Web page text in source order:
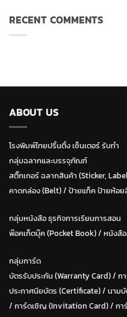
RECENT COMMENTS
ABOUT US
โรงพิมพ์ไทยปริ้นติ้ง เซ็นเตอร์ รับทำ
กลุ่มฉลากและบรรจุภัณฑ์
สติ๊กเกอร์ ฉลากสินค้า (Sticker,
คาดกล่อง (Belt)/ ป้ายแท็ค ป้ายห้อย
กลุ่มหนังสือ ธุรกิจการเรียนการสอน
พ๊อคเก็ตบุ๊ค (Pocket Book)/ หนังสื
กลุ่มการ์ด
บัตรรับประกัน (Warranty Card)/ ก
ประกาศนียบัตร (Certificate)/ นาม
/ การ์ดเชิญ (Invitation Card)/ กา